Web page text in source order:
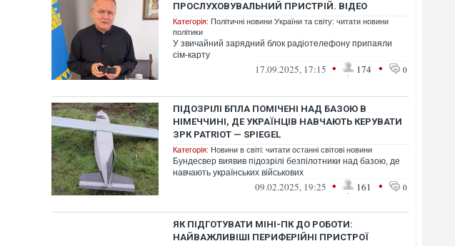
ПРОСЛУХОВУВАЛЬНИЙ ПРИСТРІЙ. ВІДЕО
Категорія: Політичні новини України та світу: читати новини
політики
У звичайний зарядний блок радіотелефону припаяли
сім-карту
17.09.2025, 17:15 • 174 • 0
ПІДОЗРІЛІ БПЛА ПОМІЧЕНІ НАД БАЗОЮ В
НІМЕЧЧИНІ, ДЕ УКРАЇНЦІВ НАВЧАЮТЬ КЕРУВАТИ
ЗРК PATRIOT — SPIEGEL
Категорія: Новини в світі: читати останні світові новини
Бундесвер виявив підозрілі безпілотники над базою, де
навчають українських військових
09.02.2025, 19:25 • 161 • 0
ЯК ПІДГОТУВАТИ МІНІ-ПК ДО РОБОТИ:
НАЙВАЖЛИВІШІ ПЕРИФЕРІЙНІ ПРИСТРОЇ